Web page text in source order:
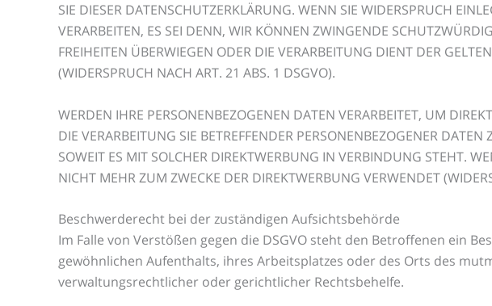
SIE DIESER DATENSCHUTZERKLÄRUNG. WENN SIE WIDERSPRUCH
VERARBEITEN, ES SEI DENN, WIR KÖNNEN ZWINGENDE
FREIHEITEN ÜBERWIEGEN ODER DIE VERARBEITUNG DIENT DER
(WIDERSPRUCH NACH ART. 21 ABS. 1 DSGVO).
WERDEN IHRE PERSONENBEZOGENEN DATEN VERARBEITET, UM
DIE VERARBEITUNG SIE BETREFFENDER PERSONENBEZOGENER
SOWEIT ES MIT SOLCHER DIREKTWERBUNG IN VERBINDUNG STEHT.
NICHT MEHR ZUM ZWECKE DER DIREKTWERBUNG VERWENDET
Beschwerde­recht bei der zuständigen Aufsichts­behörde
Im Falle von Verstößen gegen die DSGVO steht den Betroffenen ein
gewöhnlichen Aufenthalts, ihres Arbeitsplatzes oder des Orts des
verwaltungsrechtlicher oder gerichtlicher Rechtsbehelfe.